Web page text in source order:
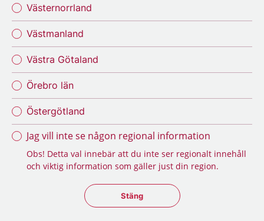
Västernorrland
Västmanland
Västra Götaland
Örebro län
Östergötland
Jag vill inte se någon regional information
Obs! Detta val innebär att du inte ser regionalt innehåll
och viktig information som gäller just din region.
Stäng regionsväljaren
Stäng